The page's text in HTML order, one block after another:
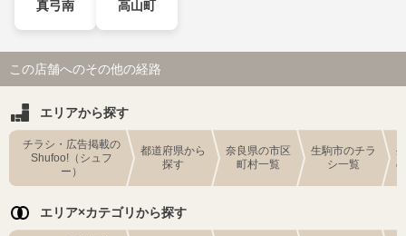
真弓南 高山町
この店舗へのその他の経路
エリアから探す
チラシ・広告掲載の
Shufoo!（シュフ
ー）
都道府県から
探す
奈良県の市区
町村一覧
生駒市のチラ
シ一覧
エリア×カテゴリから探す